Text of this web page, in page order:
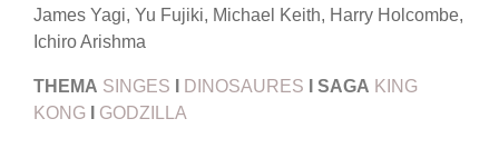
James Yagi, Yu Fujiki, Michael Keith, Harry Holcombe,
Ichiro Arishma
THEMA SINGES DINOSAURES SAGA KING
KONG
GODZILLA